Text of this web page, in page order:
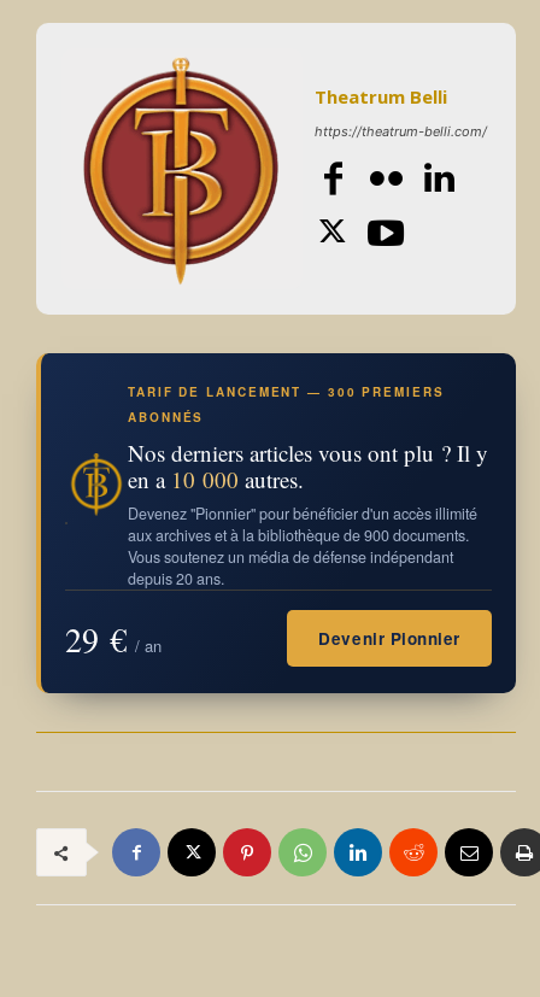
Theatrum Belli
https://theatrum-belli.com/
TARIF DE LANCEMENT — 300 PREMIERS
ABONNÉS
Nos derniers articles vous ont plu ? Il y
en a 10 000 autres.
Devenez "Pionnier" pour bénéficier d'un accès illimité
aux archives et à la bibliothèque de 900 documents.
Vous soutenez un média de défense indépendant
depuis 20 ans.
29 € / an Devenir Pionnier